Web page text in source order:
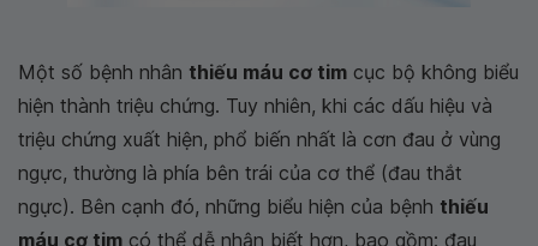
Một số bệnh nhân thiếu máu cơ tim cục bộ không biểu
hiện thành triệu chứng. Tuy nhiên, khi các dấu hiệu và
triệu chứng xuất hiện, phổ biến nhất là cơn đau ở vùng
ngực, thường là phía bên trái của cơ thể (đau thắt
ngực). Bên cạnh đó, những biểu hiện của bệnh thiếu
máu cơ tim có thể dễ nhận biết hơn, bao gồm: đau